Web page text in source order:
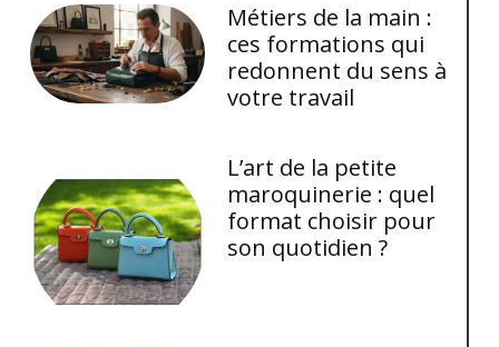
Métiers de la main :
ces formations qui
redonnent du sens à
votre travail
L’art de la petite
maroquinerie : quel
format choisir pour
son quotidien ?